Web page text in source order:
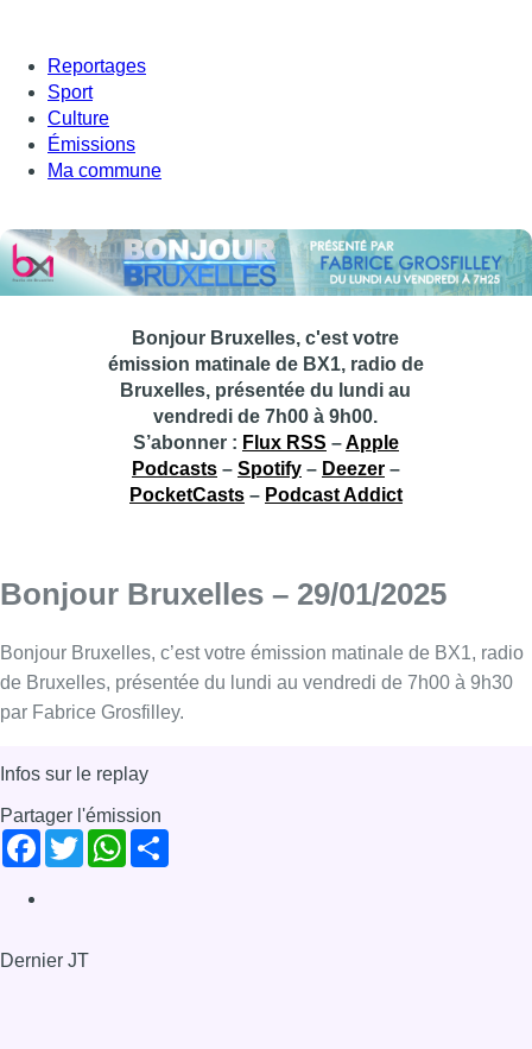
Reportages
Sport
Culture
Émissions
Ma commune
Bonjour Bruxelles, c'est votre
émission matinale de BX1, radio de
Bruxelles, présentée du lundi au
vendredi de 7h00 à 9h00.
S’abonner : Flux RSS –Apple
Podcasts– Spotify– Deezer–
PocketCasts– Podcast Addict
Bonjour Bruxelles – 29/01/2025
Bonjour Bruxelles, c’est votre émission matinale de BX1, radio
de Bruxelles, présentée du lundi au vendredi de 7h00 à 9h30
par Fabrice Grosfilley.
Infos sur le replay
Partager l'émission
Facebook
TwitterWhatsApp
Dernier JT